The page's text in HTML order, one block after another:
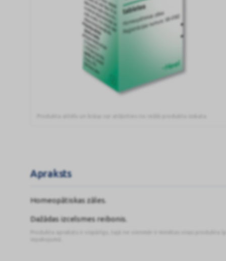
Apraksts
Homeopātiskas zāles.
Dažādas izcelsmes reibonis.